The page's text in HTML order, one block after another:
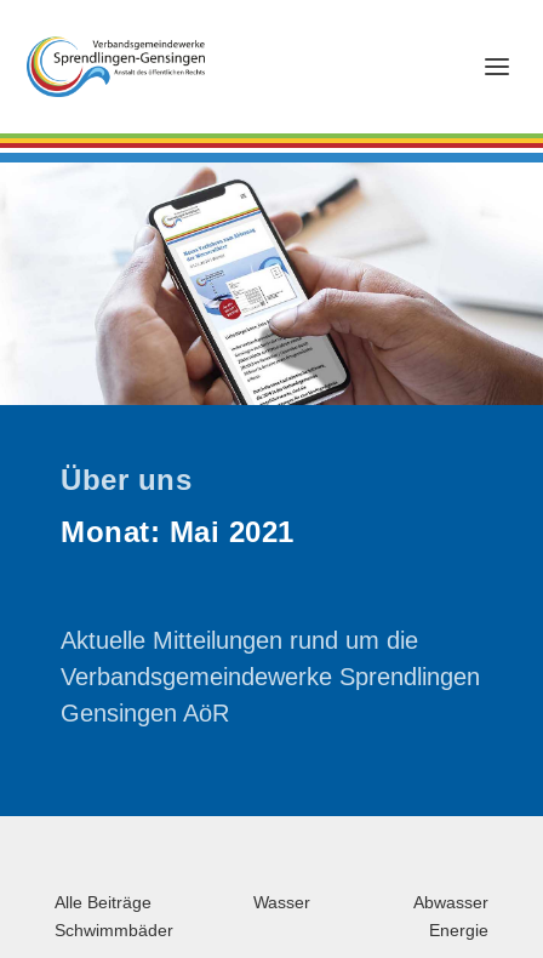
Über uns
Monat: Mai 2021
Aktuelle Mitteilungen rund um die
Verbandsgemeindewerke Sprendlingen
Gensingen AöR
Alle Beiträge Wasser
Abwasser
Schwimmbäder
Energie